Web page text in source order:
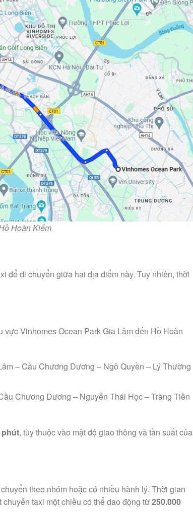
Hoàn Kiếm
để di chuyển giữa hai địa điểm này. Tuy nhiên, thời
Vinhomes Ocean Park Gia Lâm đến Hồ Hoàn
– Cầu Chương Dương – Ngô Quyền – Lý Thường
Chương Dương – Nguyễn Thái Học – Tràng Tiền
phút, tùy thuộc vào mật độ giao thông và tần suất của
theo nhóm hoặc có nhiều hành lý. Thời gian
chuyến taxi một chiều có thể dao động từ250.000